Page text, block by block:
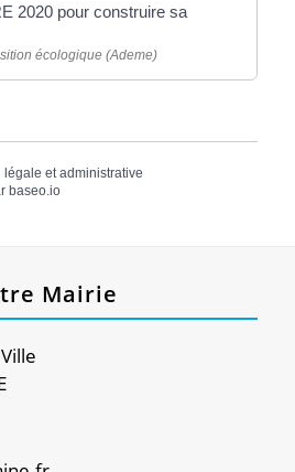
2020 pour construire sa
écologique (Ademe)
et administrative
baseo.io
Mairie